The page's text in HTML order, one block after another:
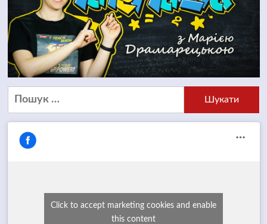
Пошук:
Click to accept marketing cookies and enable
this content